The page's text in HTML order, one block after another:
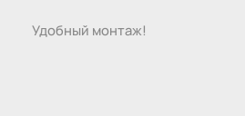
Удобный монтаж!